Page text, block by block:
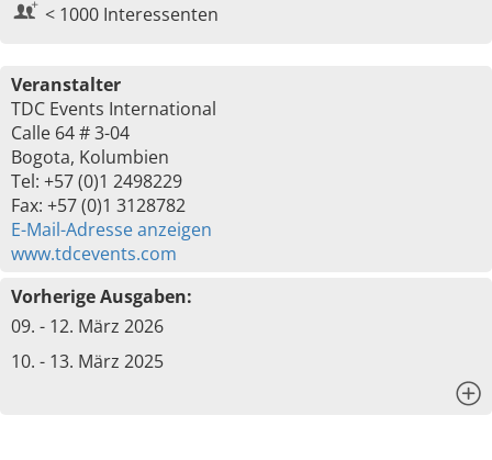
< 1000 Interessenten
Veranstalter
TDC Events International
Calle 64 # 3-04
Bogota, Kolumbien
Tel: +57 (0)1 2498229
Fax: +57 (0)1 3128782
E-Mail-Adresse anzeigen
www.tdcevents.com
Vorherige Ausgaben:
09. - 12. März 2026
10. - 13. März 2025